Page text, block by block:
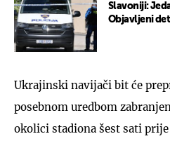
Slavoniji:
Objavljeni
Ukrajinski navijači bit će
posebnom uredbom
okolici stadiona šest sati